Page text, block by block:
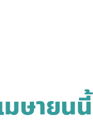
มษายนนี้